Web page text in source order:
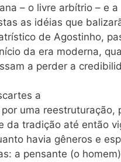
– o livre arbítrio – e
as idéias que
de Agostinho,
da era moderna,
a perder a
a
uma reestruturação,
da tradição até então
havia gêneros e
a pensante (o